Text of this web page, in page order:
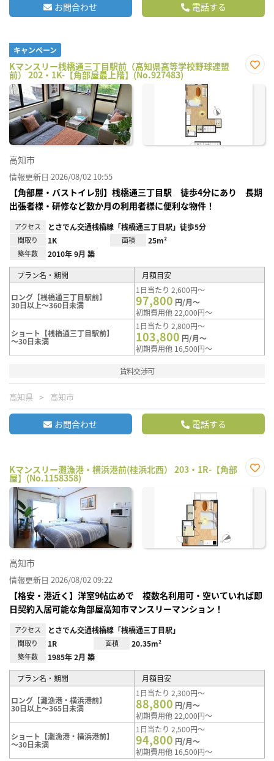
お問合わせ 電話する
キャンペーン
Kマンスリー桟橋通三丁目駅前（高知県高等学校野球連盟
前） 202・1K-【角部屋最上階】(No.927483)
に入
高知市
情報更新日 2026/08/02 10:55
【角部屋・バストイレ別】桟橋通三丁目駅 徒歩4分にあり 長期
出張者様・研修など数か月の利用者様に便利な物件！
アクセス とさでん交通桟橋線「桟橋通三丁目駅」徒歩5分
間取り 1K 面積 25m²
築年数 2010年 9月 築
プラン名・期間 月額目安
ロング【桟橋通三丁目駅前】
30日以上～360日未満
1日当たり 2,600円～
97,800 円/月～
初期費用他 22,000円～
ショート【桟橋通三丁目駅前】
～30日未満
1日当たり 2,800円～
103,800 円/月～
初期費用他 16,500円～
賃料交渉可
高知県 高知市
お問合わせ 電話する
Kマンスリー灘漁港・横浜港前(桂浜北西） 203・1R-【角部
屋】(No.1158358)
に入
高知市
情報更新日 2026/08/02 09:22
【格安・港近く】洋室9帖広めで 複数名利用可・空いていれば即
日契約入居可能な角部屋高知市マンスリーマンション！
アクセス とさでん交通桟橋線「桟橋通三丁目駅」
間取り 1R 面積 20.35m²
築年数 1985年 2月 築
プラン名・期間 月額目安
ロング【灘漁港・横浜港前】
30日以上～365日未満
1日当たり 2,300円～
88,800 円/月～
初期費用他 22,000円～
ショート【灘漁港・横浜港前】
～30日未満
1日当たり 2,500円～
94,800 円/月～
初期費用他 16,500円～